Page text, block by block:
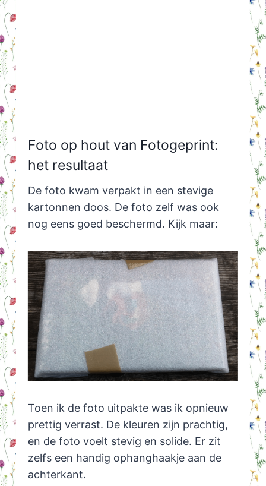
Foto op hout van Fotogeprint:
het resultaat
De foto kwam verpakt in een stevige
kartonnen doos. De foto zelf was ook
nog eens goed beschermd. Kijk maar:
Toen ik de foto uitpakte was ik opnieuw
prettig verrast. De kleuren zijn prachtig,
en de foto voelt stevig en solide. Er zit
zelfs een handig ophanghaakje aan de
achterkant.